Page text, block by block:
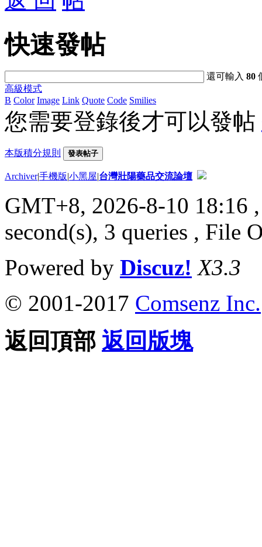
快速發帖
還可輸入80
高級模式
B Color Image Link Quote Code Smilies
您需要登錄後才可以發帖
本版積分規則 發表帖子
Archiver|手機版|小黑屋|台灣壯陽藥品交流論壇
GMT+8, 2026-8-10 18:16
second(s), 3 queries , File
Powered by Discuz! X3.3
© 2001-2017 Comsenz Inc.
返回頂部 返回版塊